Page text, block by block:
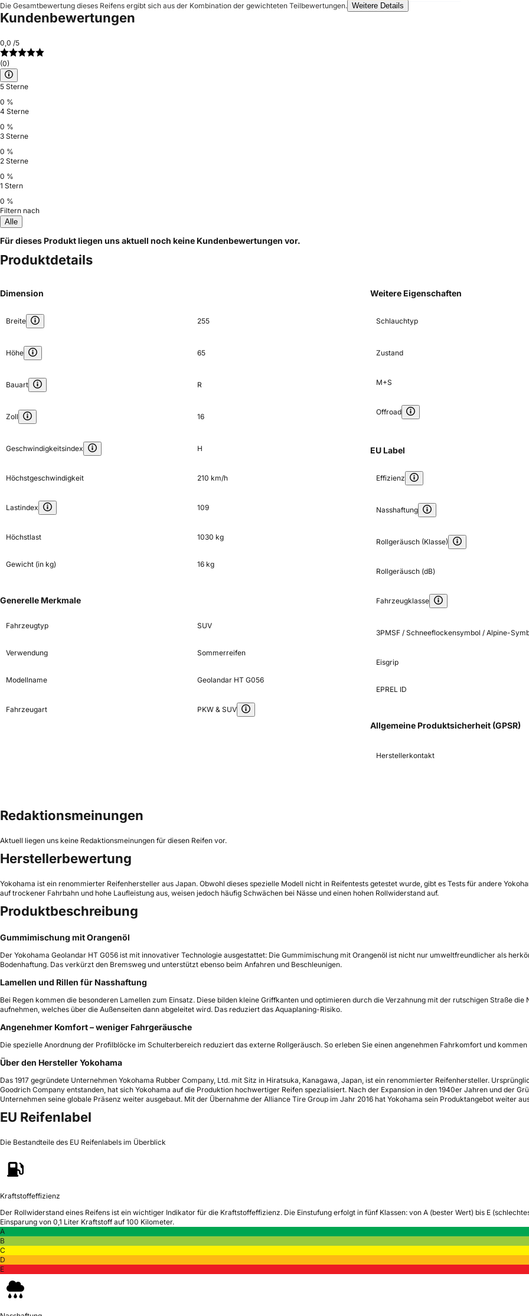
Die Gesamtbewertung dieses Reifens ergibt sich aus der Kombination der gewichteten Teilbewertungen. Weitere Details
Kundenbewertungen
0,0 /5
(0)
5 Sterne
0 %
4 Sterne
0 %
3 Sterne
0 %
2 Sterne
0 %
1 Stern
0 %
Filtern nach
Alle
Für dieses Produkt liegen uns aktuell noch keine Kundenbewertungen vor.
Produktdetails
Dimension
Breite 255
Höhe 65
Bauart R
Zoll 16
Geschwindigkeitsindex H
Höchstgeschwindigkeit 210 km/h
Lastindex 109
Höchstlast 1030 kg
Gewicht (in kg) 16 kg
Generelle Merkmale
Fahrzeugtyp SUV
Verwendung Sommerreifen
Modellname Geolandar HT G056
Fahrzeugart PKW & SUV
Weitere Eigenschaften
Schlauchtyp
Zustand
M+S
Offroad
EU Label
Effizienz
Nasshaftung
Rollgeräusch (Klasse)
Rollgeräusch (dB)
Fahrzeugklasse
3PMSF / Schneeflockensymbol / Alpine-
Eisgrip
EPREL ID
Allgemeine Produktsicherheit (GPSR)
Herstellerkontakt
Redaktionsmeinungen
Aktuell liegen uns keine Redaktionsmeinungen für diesen Reifen vor.
Herstellerbewertung
Yokohama ist ein renommierter Reifenhersteller aus Japan. Obwohl dieses spezielle Modell nicht in Reifentests getestet wurde, gibt es Tests für andere
auf trockener Fahrbahn und hohe Laufleistung aus, weisen jedoch häufig Schwächen bei Nässe und einen hohen Rollwiderstand auf.
Produktbeschreibung
Gummimischung mit Orangenöl
Der Yokohama Geolandar HT G056 ist mit innovativer Technologie ausgestattet: Die Gummimischung mit Orangenöl ist nicht nur umweltfreundlicher als
Bodenhaftung. Das verkürzt den Bremsweg und unterstützt ebenso beim Anfahren und Beschleunigen.
Lamellen und Rillen für Nasshaftung
Bei Regen kommen die besonderen Lamellen zum Einsatz. Diese bilden kleine Griffkanten und optimieren durch die Verzahnung mit der rutschigen Straße
aufnehmen, welches über die Außenseiten dann abgeleitet wird. Das reduziert das Aquaplaning-Risiko.
Angenehmer Komfort – weniger Fahrgeräusche
Die spezielle Anordnung der Profilblöcke im Schulterbereich reduziert das externe Rollgeräusch. So erleben Sie einen angenehmen Fahrkomfort und kommen
Über den Hersteller Yokohama
Das 1917 gegründete Unternehmen Yokohama Rubber Company, Ltd. mit Sitz in Hiratsuka, Kanagawa, Japan, ist ein renommierter Reifenhersteller.
Goodrich Company entstanden, hat sich Yokohama auf die Produktion hochwertiger Reifen spezialisiert. Nach der Expansion in den 1940er Jahren und der
Unternehmen seine globale Präsenz weiter ausgebaut. Mit der Übernahme der Alliance Tire Group im Jahr 2016 hat Yokohama sein Produktangebot weiter
EU Reifenlabel
Die Bestandteile des EU Reifenlabels im Überblick
Kraftstoffeffizienz
Der Rollwiderstand eines Reifens ist ein wichtiger Indikator für die Kraftstoffeffizienz. Die Einstufung erfolgt in fünf Klassen: von A (bester Wert) bis E
Einsparung von 0,1 Liter Kraftstoff auf 100 Kilometer.
A
B
C
D
E